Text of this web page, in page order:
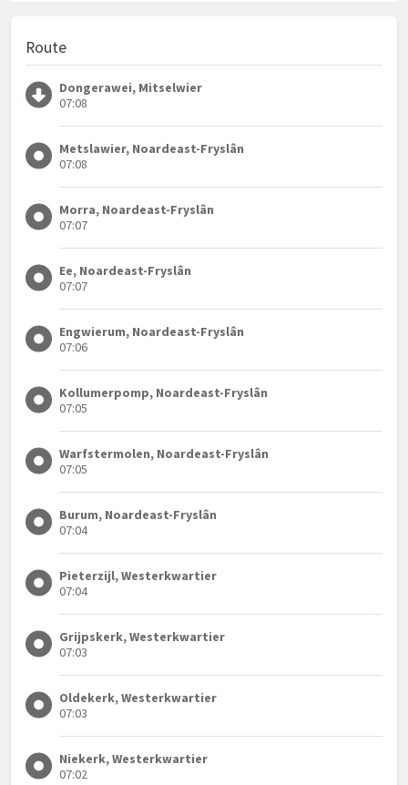
Route
Dongerawei, Mitselwier
07:08
Metslawier, Noardeast-Fryslân
07:08
Morra, Noardeast-Fryslân
07:07
Ee, Noardeast-Fryslân
07:07
Engwierum, Noardeast-Fryslân
07:06
Kollumerpomp, Noardeast-Fryslân
07:05
Warfstermolen, Noardeast-Fryslân
07:05
Burum, Noardeast-Fryslân
07:04
Pieterzijl, Westerkwartier
07:04
Grijpskerk, Westerkwartier
07:03
Oldekerk, Westerkwartier
07:03
Niekerk, Westerkwartier
07:02